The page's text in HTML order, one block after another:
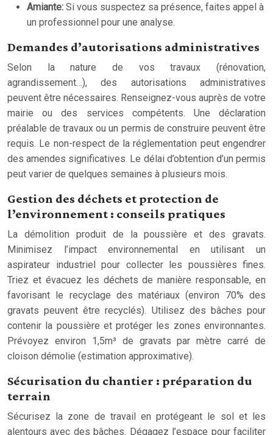
Amiante: Si vous suspectez sa présence, faites appel à
un professionnel pour une analyse.
Demandes d’autorisations administratives
Selon la nature de vos travaux (rénovation,
agrandissement…), des autorisations administratives
peuvent être nécessaires. Renseignez-vous auprès de votre
mairie ou des services compétents. Une déclaration
préalable de travaux ou un permis de construire peuvent être
requis. Le non-respect de la réglementation peut engendrer
des amendes significatives. Le délai d’obtention d’un permis
peut varier de quelques semaines à plusieurs mois.
Gestion des déchets et protection de
l’environnement : conseils pratiques
La démolition produit de la poussière et des gravats.
Minimisez l’impact environnemental en utilisant un
aspirateur industriel pour collecter les poussières fines.
Triez et évacuez les déchets de manière responsable, en
favorisant le recyclage des matériaux (environ 70% des
gravats peuvent être recyclés). Utilisez des bâches pour
contenir la poussière et protéger les zones environnantes.
Prévoyez environ 1,5m³ de gravats par mètre carré de
cloison démolie (estimation approximative).
Sécurisation du chantier : préparation du
terrain
Sécurisez la zone de travail en protégeant le sol et les
alentours avec des bâches. Dégagez l’espace pour faciliter